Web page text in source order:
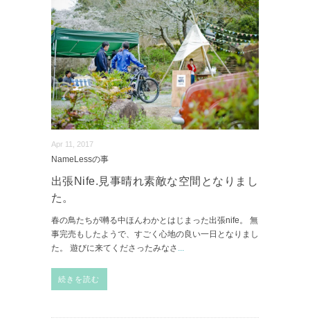
Apr 11, 2017
NameLessの事
出張Nife.見事晴れ素敵な空間となりまし
た。
春の鳥たちが囀る中ほんわかとはじまった出張nife。 無
事完売もしたようで、すごく心地の良い一日となりまし
た。 遊びに来てくださったみなさ ...
続きを読む